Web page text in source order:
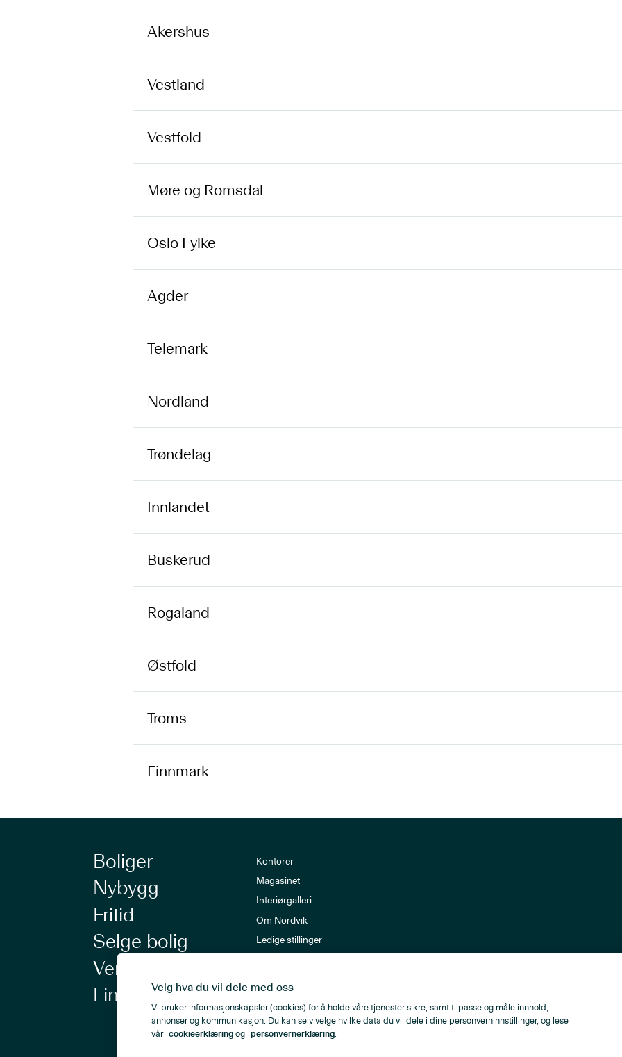
Akershus
Vestland
Vestfold
Møre og Romsdal
Oslo Fylke
Agder
Telemark
Nordland
Trøndelag
Innlandet
Buskerud
Rogaland
Østfold
Troms
Finnmark
Boliger
Nybygg
Fritid
Selge bolig
Verdivurdering
Finansiering
Kontorer
Magasinet
Interiørgalleri
Om Nordvik
Ledige stillinger
Personvern
Velg hva du vil dele med oss
Vi bruker informasjonskapsler (cookies) for å holde våre tjenester sikre, samt tilpasse og måle innhold,
annonser og kommunikasjon. Du kan selv velge hvilke data du vil dele i dine personverninnstillinger, og lese
vår cookieerklæring og personvernerklæring.